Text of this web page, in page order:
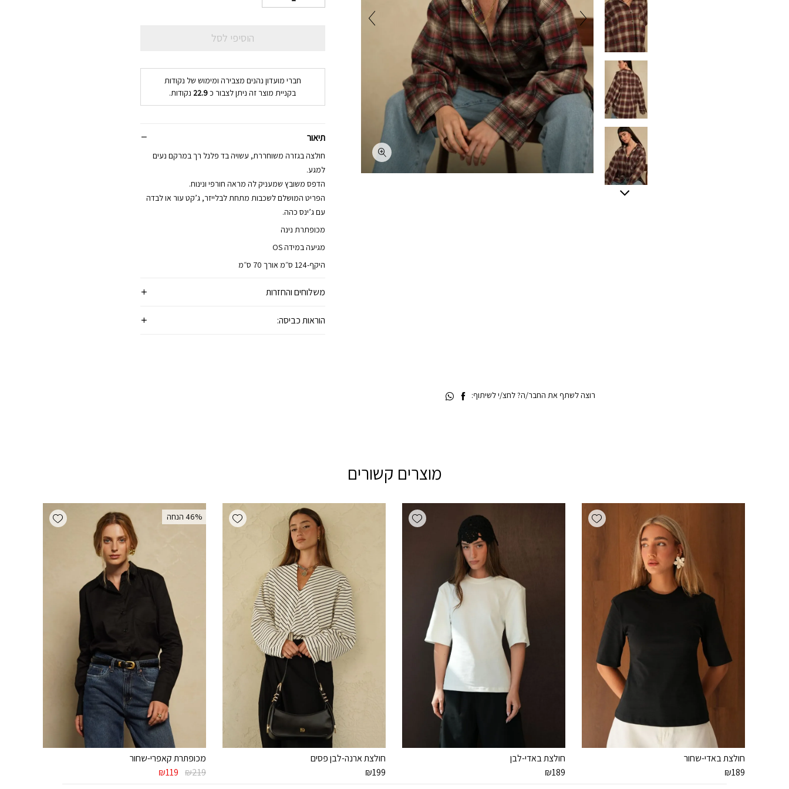
הוסיפי לסל
חברי מועדון נהנים מצבירה ומימוש של נקודות
בקניית מוצר זה ניתן לצבור כ22.9 נקודות.
תיאור
חולצה בגזרה משוחררת, עשויה בד פלנל רך במרקם נעים
למגע.
הדפס משובץ שמעניק לה מראה חורפי ונינוח.
הפריט המושלם לשכבות מתחת לבלייזר, ג’קט עור או לבדה
עם ג’ינס כהה.
מכופתרת נינה
מגיעה במידה OS
היקף-124 ס״מ אורך 70 ס״מ
משלוחים והחזרות
הוראות כביסה:
רוצה לשתף את החבר/ה? לחצ/י לשיתוף:
מוצרים קשורים
Add wishlist
חולצת באדי-שחור
₪189
Add wishlist
חולצת באדי-לבן
₪189
Add wishlist
חולצת ארנה-לבן פסים
₪199
Add wishlist ‫46% הנחה
מכופתרת קאפרי-שחור
₪219
המחיר₪119